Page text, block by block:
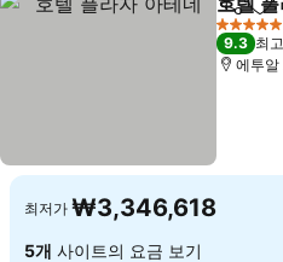
공유 즐
5 성급
9.3 최
에투알
최저가 ₩3,346,618
5개 사이트의 요금 보기